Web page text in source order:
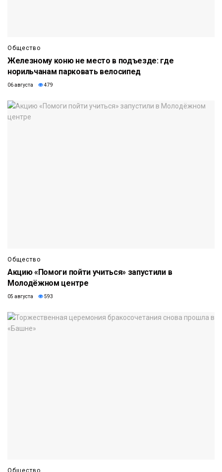
Общество
Железному коню не место в подъезде: где
норильчанам парковать велосипед
06 августа 479
Общество
Акцию «Помоги пойти учиться» запустили в
Молодёжном центре
05 августа 593